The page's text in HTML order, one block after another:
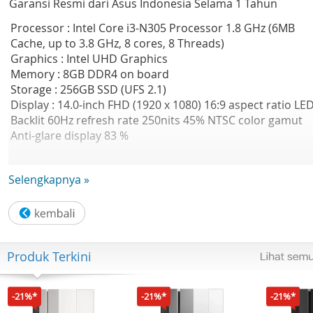
Garansi Resmi dari Asus Indonesia Selama 1 Tahun
Processor : Intel Core i3-N305 Processor 1.8 GHz (6MB
Cache, up to 3.8 GHz, 8 cores, 8 Threads)
Graphics : Intel UHD Graphics
Memory : 8GB DDR4 on board
Storage : 256GB SSD (UFS 2.1)
Display : 14.0-inch FHD (1920 x 1080) 16:9 aspect ratio
Backlit 60Hz refresh rate 250nits 45% NTSC color gamut
Anti-glare display 83 %
Office : Microsoft Office Home 2024 + Microsoft 365 Basic
Front-facing camera : 720p HD camera With privacy
Wireless : Wi-Fi 6E(802.11ax) (Dual band) 1*1 + Bluetooth
5.3 Wireless Card
Keyboard type : Backlit Chiclet Keyboard
Touchpad : Touchpad
FingerPrint
Selengkapnya »
Produk Terkini
-21%* -21%* -21%*